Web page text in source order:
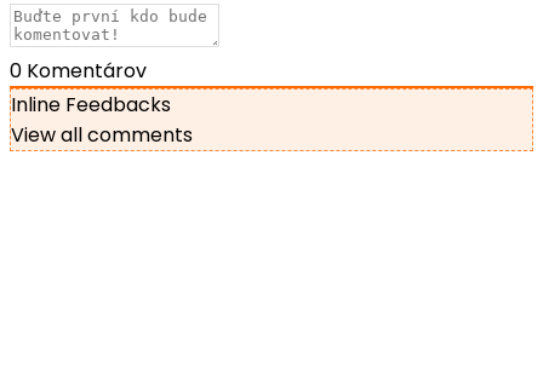
0 Komentárov
Inline Feedbacks
View all comments